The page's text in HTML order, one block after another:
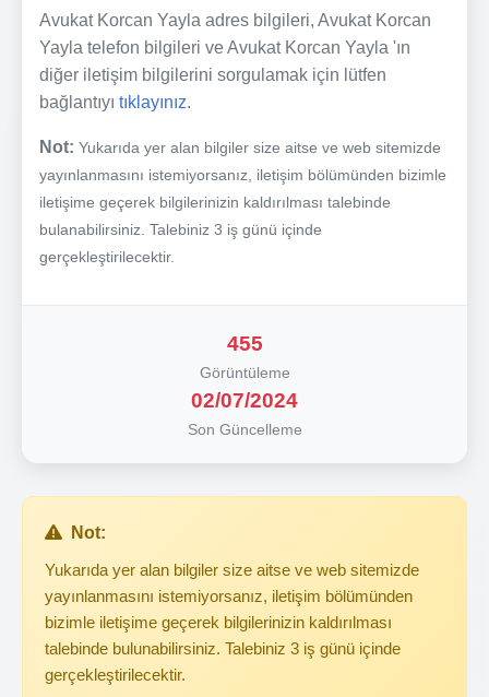
Avukat Korcan Yayla adres bilgileri, Avukat Korcan
Yayla telefon bilgileri ve Avukat Korcan Yayla 'ın
diğer iletişim bilgilerini sorgulamak için lütfen
bağlantıyı tıklayınız.
Not: Yukarıda yer alan bilgiler size aitse ve web sitemizde
yayınlanmasını istemiyorsanız, iletişim bölümünden bizimle
iletişime geçerek bilgilerinizin kaldırılması talebinde
bulanabilirsiniz. Talebiniz 3 iş günü içinde
gerçekleştirilecektir.
455
Görüntüleme
02/07/2024
Son Güncelleme
Not:
Yukarıda yer alan bilgiler size aitse ve web sitemizde
yayınlanmasını istemiyorsanız, iletişim bölümünden
bizimle iletişime geçerek bilgilerinizin kaldırılması
talebinde bulunabilirsiniz. Talebiniz 3 iş günü içinde
gerçekleştirilecektir.